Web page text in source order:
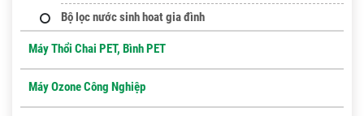
Bộ lọc nước sinh hoat gia đình
Máy Thổi Chai PET, Bình PET
Máy Ozone Công Nghiệp